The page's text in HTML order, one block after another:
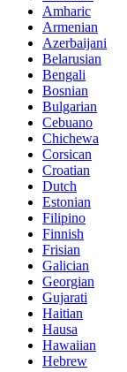
Amharic
Armenian
Azerbaijani
Belarusian
Bengali
Bosnian
Bulgarian
Cebuano
Chichewa
Corsican
Croatian
Dutch
Estonian
Filipino
Finnish
Frisian
Galician
Georgian
Gujarati
Haitian
Hausa
Hawaiian
Hebrew